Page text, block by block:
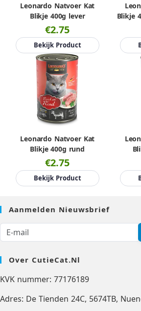
Leonardo Natvoer Kat
Blikje 400g lever
€2.75
Bekijk Product
Blikje
Leonardo Natvoer Kat
Blikje 400g rund
€2.75
Bekijk Product
Aanmelden Nieuwsbrief
Over CutieCat.nl
KVK nummer: 77176189
Adres: De Tienden 24C, 5674TB,